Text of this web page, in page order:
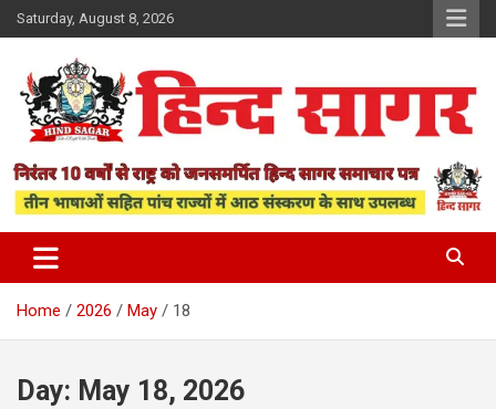
Skip
to
Saturday, August 8, 2026
Hind Sagar
Home 2026 May 18
Day: May 18, 2026